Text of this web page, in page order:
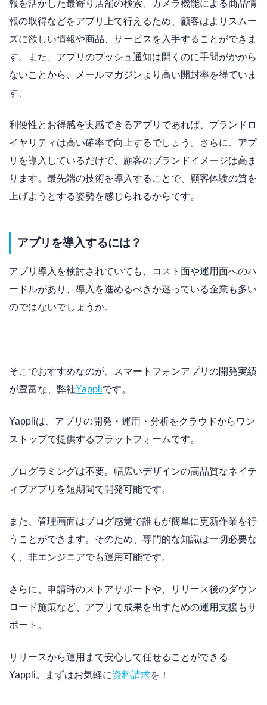
報を活かした最寄り店舗の検索、カメラ機能による商品情
報の取得などをアプリ上で行えるため、顧客はよりスムー
ズに欲しい情報や商品、サービスを入手することができま
す。また、アプリのプッシュ通知は開くのに手間がかから
ないことから、メールマガジンより高い開封率を得ていま
す。
利便性とお得感を実感できるアプリであれば、ブランドロ
イヤリティは高い確率で向上するでしょう。さらに、アプ
リを導入しているだけで、顧客のブランドイメージは高ま
ります。最先端の技術を導入することで、顧客体験の質を
上げようとする姿勢を感じられるからです。
アプリを導入するには？
アプリ導入を検討されていても、コスト面や運用面へのハ
ードルがあり、導入を進めるべきか迷っている企業も多い
のではないでしょうか。
そこでおすすめなのが、スマートフォンアプリの開発実績
が豊富な、弊社Yappliです。
Yappliは、アプリの開発・運用・分析をクラウドからワン
ストップで提供するプラットフォームです。
プログラミングは不要。幅広いデザインの高品質なネイテ
ィブアプリを短期間で開発可能です。
また、管理画面はブログ感覚で誰もが簡単に更新作業を行
うことができます。そのため、専門的な知識は一切必要な
く、非エンジニアでも運用可能です。
さらに、申請時のストアサポートや、リリース後のダウン
ロード施策など、アプリで成果を出すための運用支援もサ
ポート。
リリースから運用まで安心して任せることができる
Yappli。まずはお気軽に資料請求を！